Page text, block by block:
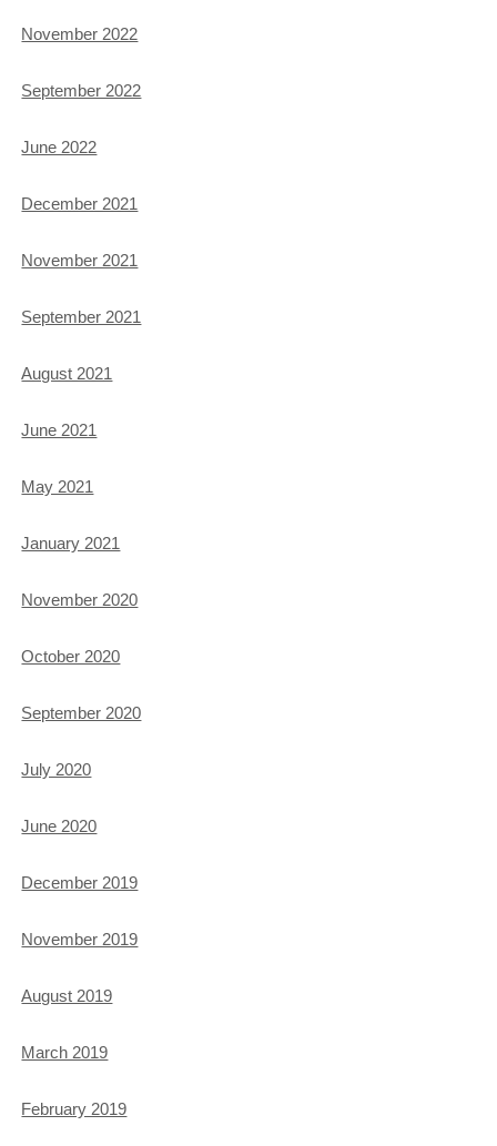
November 2022
September 2022
June 2022
December 2021
November 2021
September 2021
August 2021
June 2021
May 2021
January 2021
November 2020
October 2020
September 2020
July 2020
June 2020
December 2019
November 2019
August 2019
March 2019
February 2019